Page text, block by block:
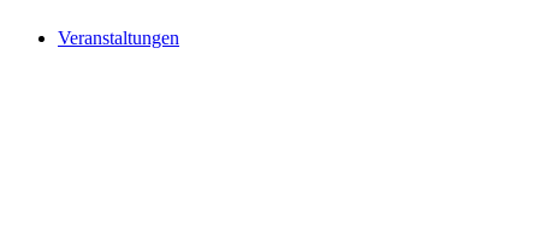
Veranstaltungen